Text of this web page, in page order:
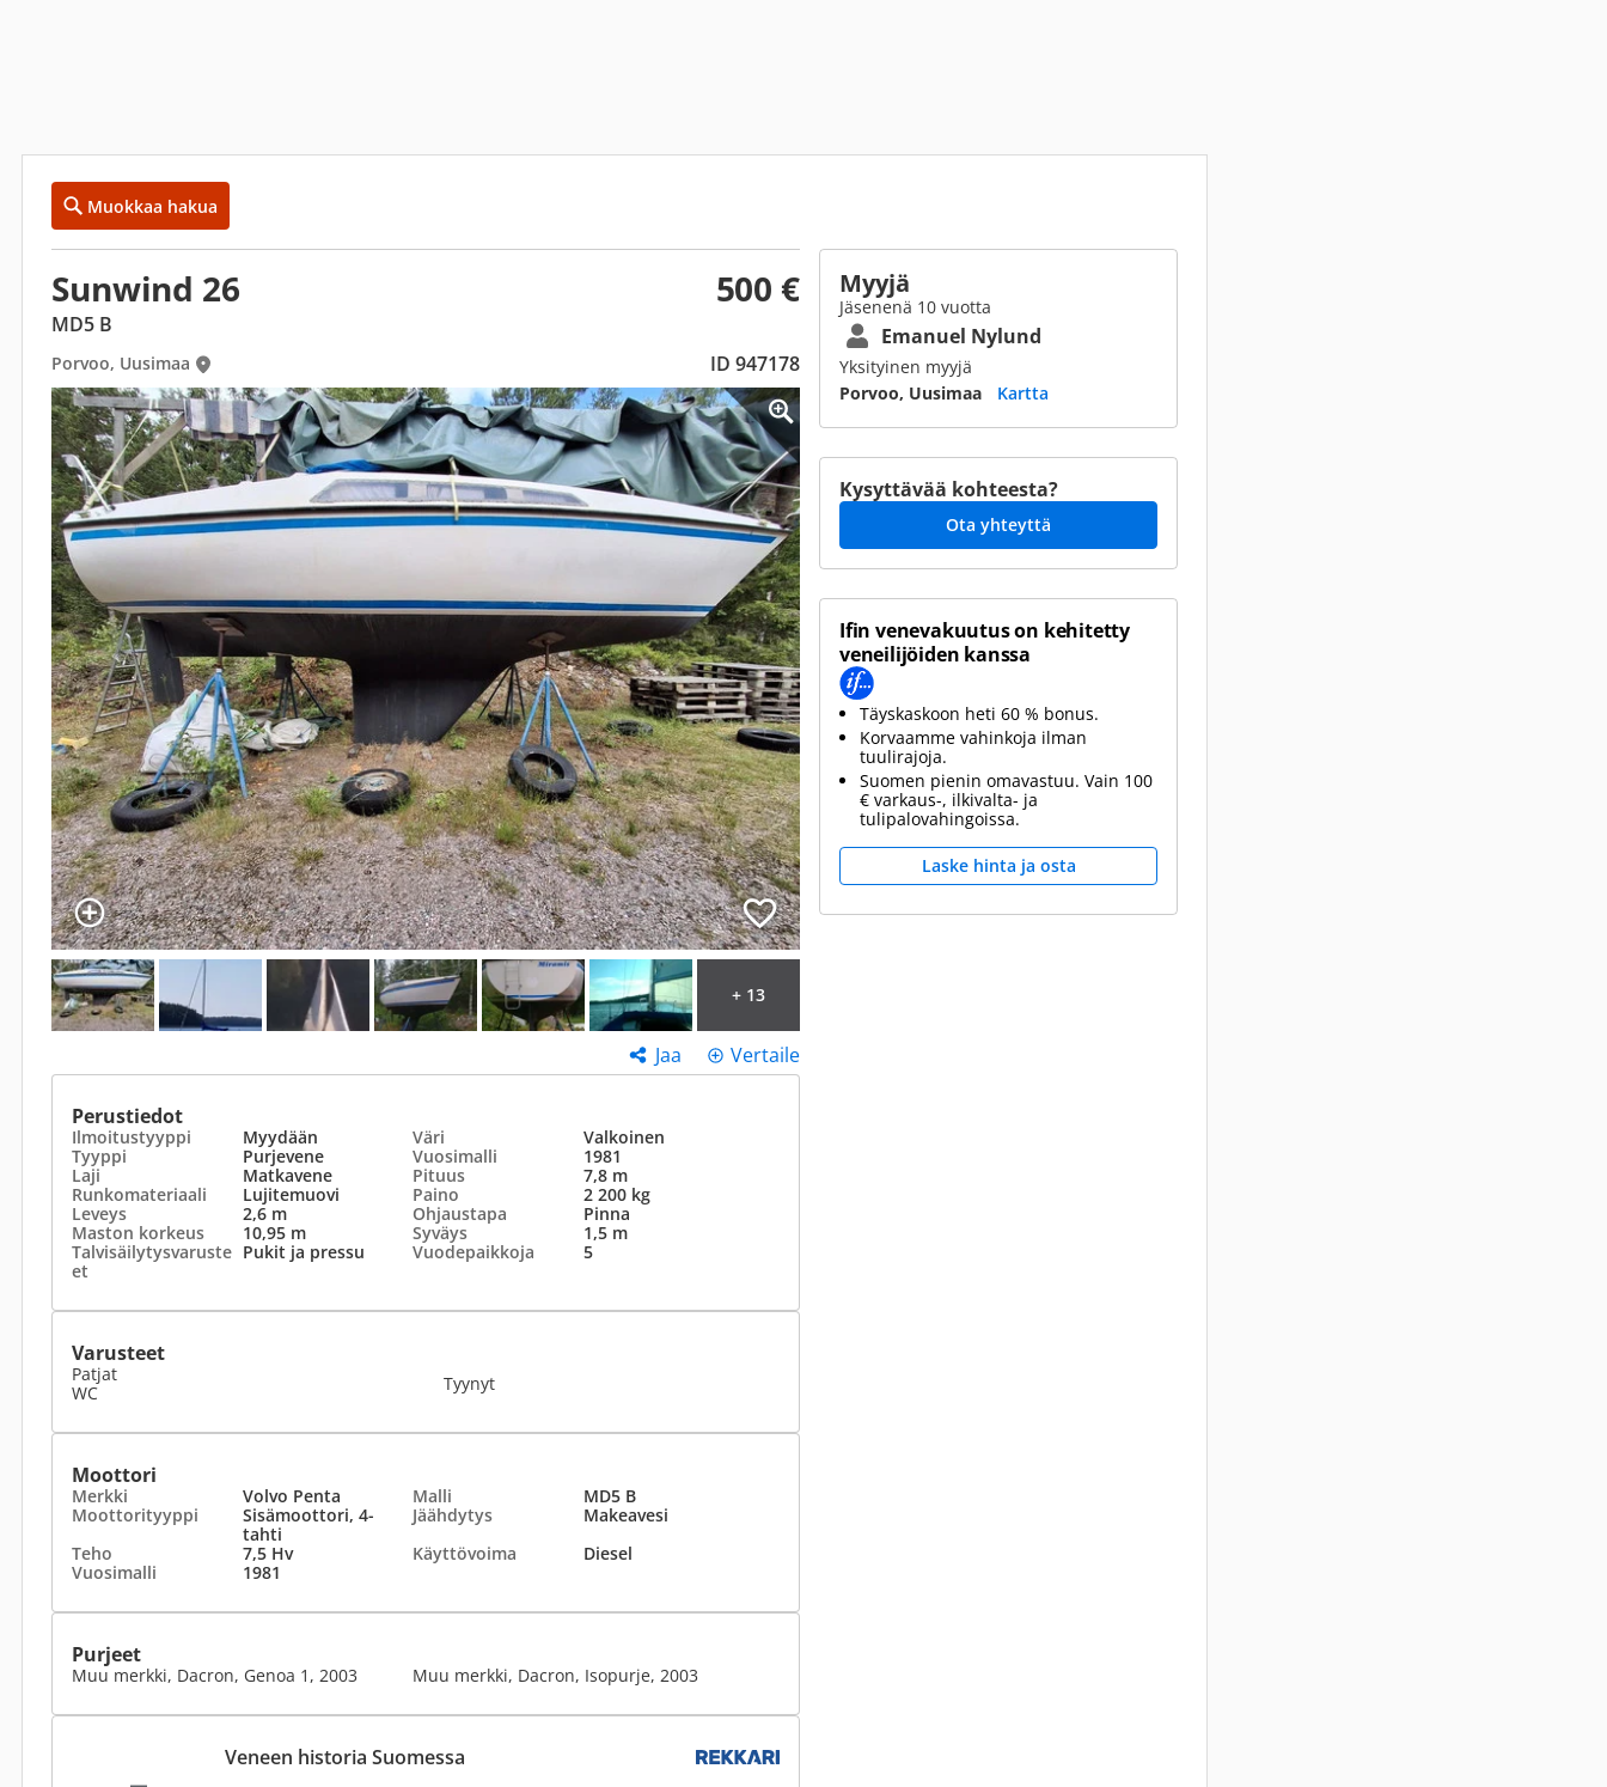
Muokkaa hakua
Sunwind 26 500 €
MD5 B
Porvoo, Uusimaa ID 947178
+ 13
Jaa Vertaile
Perustiedot
Ilmoitustyyppi Myydään Väri
Valkoinen
Tyyppi
Purjevene Vuosimalli
1981
Laji
Matkavene Pituus
7,8 m
Runkomateriaali
Lujitemuovi Paino
2 200 kg
Leveys
2,6 m Ohjaustapa
Pinna
Maston korkeus
10,95 m Syväys
1,5 m
Talvisäilytysvaruste
et
Pukit ja pressu Vuodepaikkoja 5
Varusteet
Patjat
WC
Tyynyt
Moottori
Merkki Volvo Penta Malli
MD5 B
Moottorityyppi
Sisämoottori, 4-
tahti
Jäähdytys
Makeavesi
Teho
7,5 Hv Käyttövoima
Diesel
Vuosimalli
1981
Purjeet
Muu merkki, Dacron, Genoa 1, 2003 Muu merkki, Dacron, Isopurje, 2003
Veneen historia Suomessa
Myyjä
Jäsenenä 10 vuotta
Emanuel Nylund
Yksityinen myyjä
Porvoo, Uusimaa
Kartta
Kysyttävää kohteesta?
Ota yhteyttä
Ifin venevakuutus on kehitetty
veneilijöiden kanssa
Täyskaskoon heti 60 % bonus.
Korvaamme vahinkoja ilman
tuulirajoja.
Suomen pienin omavastuu. Vain 100
€ varkaus-, ilkivalta- ja
tulipalovahingoissa.
Laske hinta ja osta